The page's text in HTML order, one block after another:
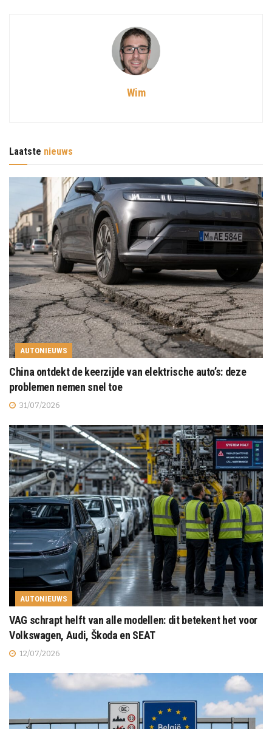
Wim
Laatste nieuws
AUTONIEUWS
China ontdekt de keerzijde van elektrische auto’s: deze
problemen nemen snel toe
31/07/2026
AUTONIEUWS
VAG schrapt helft van alle modellen: dit betekent het voor
Volkswagen, Audi, Škoda en SEAT
12/07/2026